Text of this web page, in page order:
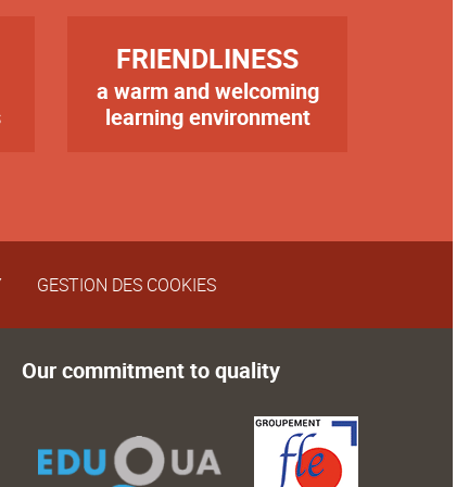
TITRE
FRIENDLINESS
Texte
a warm and welcoming
learning environment
GESTION DES COOKIES
Our commitment to quality